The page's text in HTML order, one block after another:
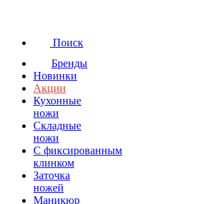
Поиск
Бренды
Новинки
Акции
Кухонные
ножи
Складные
ножи
C фиксированным
клинком
Заточка
ножей
Маникюр